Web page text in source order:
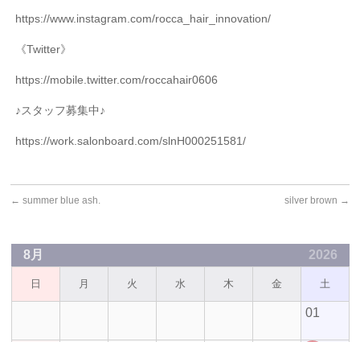
https://www.instagram.com/rocca_hair_innovation/
《Twitter》
https://mobile.twitter.com/roccahair0606
♪スタッフ募集中♪
https://work.salonboard.com/slnH000251581/
← summer blue ash. silver brown →
8月 2026
日 月 火 水 木 金 土
01